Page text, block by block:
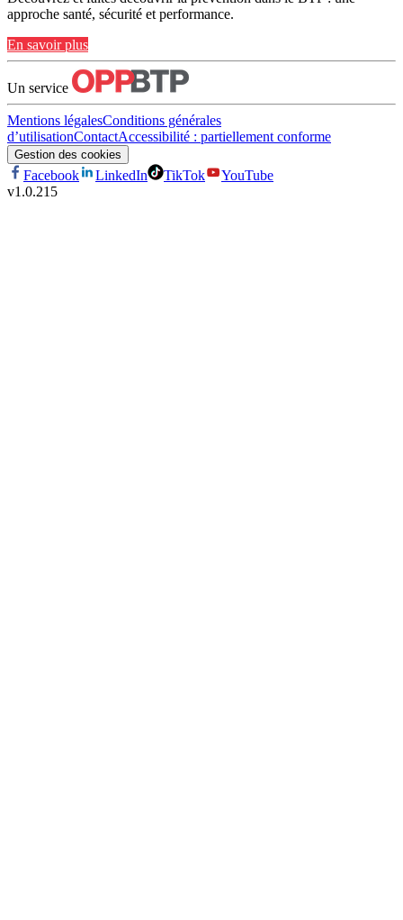
approche santé, sécurité et performance.
En savoir plus
Un service
Mentions légalesConditions générales
d’utilisationContactAccessibilité : partiellement conforme
Gestion des cookies
Facebook LinkedIn TikTok
YouTube
v1.0.215